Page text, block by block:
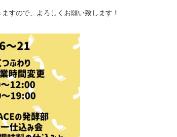
すので、よろしくお願い致します！